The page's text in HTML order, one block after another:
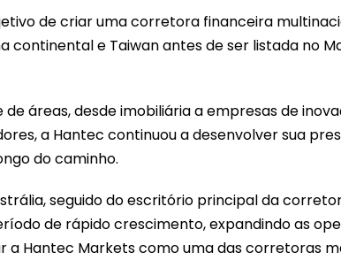
de criar uma corretora financeira
continental e Taiwan antes de ser listada no
áreas, desde imobiliária a empresas de
a Hantec continuou a desenvolver sua
do caminho.
seguido do escritório principal da
de rápido crescimento, expandindo as
a Hantec Markets como uma das corretoras